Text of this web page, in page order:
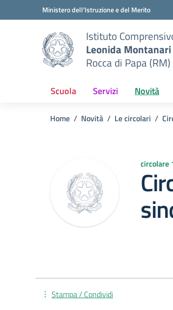
Vai ai contenuti
Vai al menu di navigazioneMinistero dell'Istruzione e del Merito
Istituto
Leonida Montanari
Rocca di Papa (RM)
Scuola Servizi Novità
Home Novità Le circolari
circolare
Stampa / Condividi